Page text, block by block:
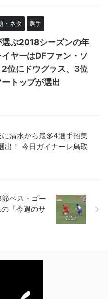
・ネタ 選手
ぶ2018シーズンの年
ヤーはDFファン・ソ
2位にドウグラス、3位
トップが選出
に清水から最多4選手招集
出！ 今日ガイナーレ鳥取
ベストゴー
「今週のサ